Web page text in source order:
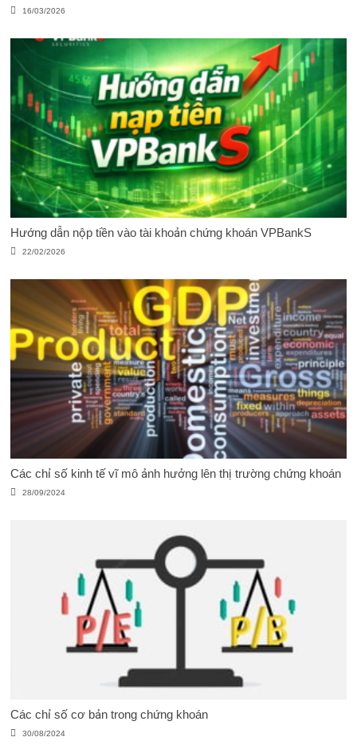
16/03/2026
Hướng dẫn nộp tiền vào tài khoản chứng khoán VPBankS
22/02/2026
Các chỉ số kinh tế vĩ mô ảnh hưởng lên thị trường chứng khoán
28/09/2024
Các chỉ số cơ bản trong chứng khoán
30/08/2024